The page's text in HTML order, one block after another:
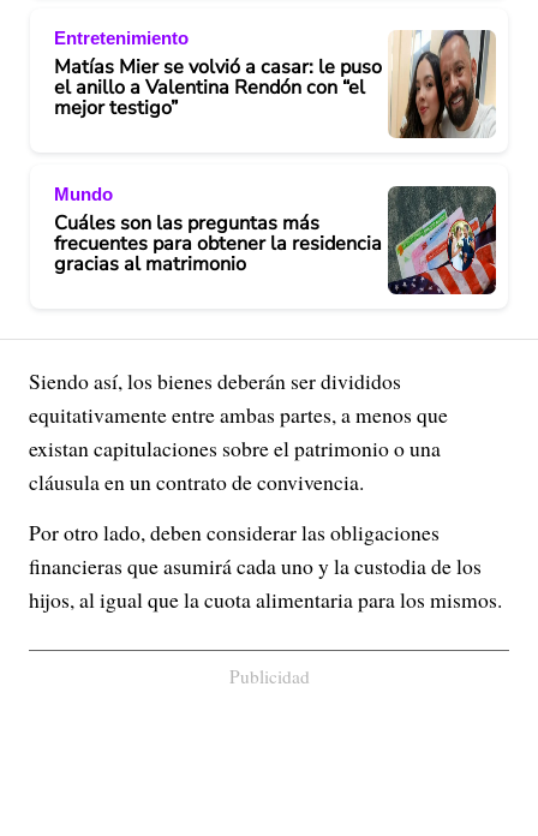
Entretenimiento
Matías Mier se volvió a casar: le puso
el anillo a Valentina Rendón con “el
mejor testigo”
Mundo
Cuáles son las preguntas más
frecuentes para obtener la residencia
gracias al matrimonio
Siendo así, los bienes deberán ser divididos
equitativamente entre ambas partes, a menos que
existan capitulaciones sobre el patrimonio o una
cláusula en un contrato de convivencia.
Por otro lado, deben considerar las obligaciones
financieras que asumirá cada uno y la custodia de los
hijos, al igual que la cuota alimentaria para los mismos.
Publicidad